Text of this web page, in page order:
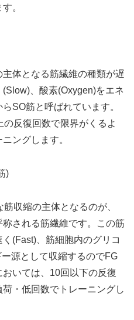
。
体となる筋繊維の種類が遅
、酸素(Oxygen)をエネ
SO筋と呼ばれています。
反復回数で限界がくるよ
ングします。
)
収縮の主体となるのが、
される筋繊維です。この筋
(Fast)、筋細胞内のグリコ
源として収縮するのでFG
いては、10回以下の反復
・低回数でトレーニングし